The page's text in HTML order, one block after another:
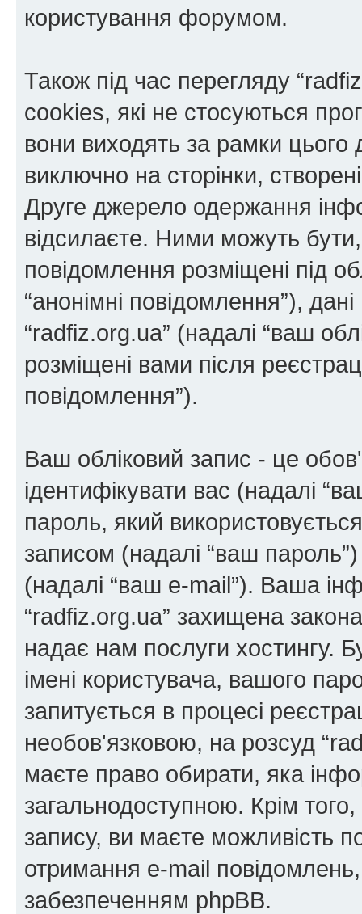
користування форумом.
Також під час перегляду
cookies, які не стосуються
вони виходять за рамки цього
виключно на сторінки,
Друге джерело одержання
відсилаєте. Ними можуть
повідомлення розміщені під
“анонімні повідомлення”),
“radfiz.org.ua” (надалі “ваш
розміщені вами після
повідомлення”).
Ваш обліковий запис - це
ідентифікувати вас (надалі
пароль, який
записом (надалі “ваш
(надалі “ваш e-mail”). Ваша
“radfiz.org.ua” захищена
надає нам послуги хостингу.
імені користувача, вашого
запитується в процесі
необов'язковою, на розсуд
маєте право обирати, яка
загальнодоступною. Крім
запису, ви маєте можливість
отримання e-mail
забезпеченням phpBB.